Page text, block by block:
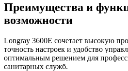
Преимущества и
возможности
Longray 3600E сочетает высокую
точность настроек и удобство
оптимальным решением для
санитарных служб.